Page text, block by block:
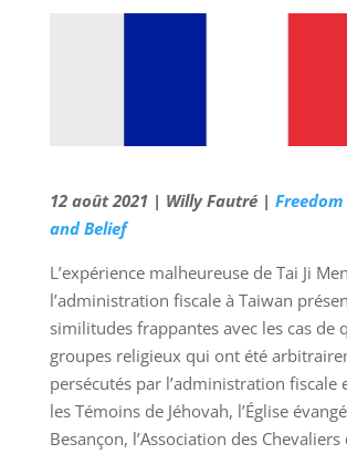
12 août 2021 | Willy Fautré |
and Belief
L’expérience malheureuse de Tai Ji
l’administration fiscale à Taiwan
similitudes frappantes avec les cas de
groupes religieux qui ont été
persécutés par l’administration fiscale
les Témoins de Jéhovah, l’Église
Besançon, l’Association des